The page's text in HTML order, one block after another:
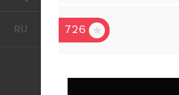
RU Русский726